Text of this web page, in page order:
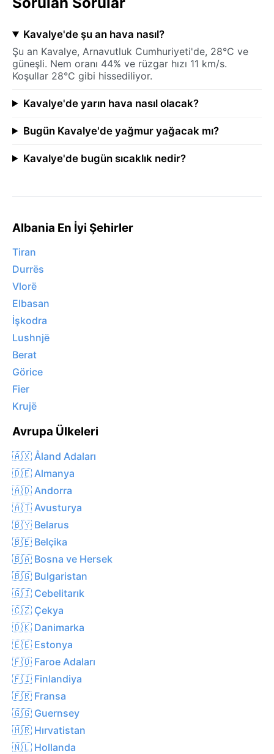
Kavalye'de şu an hava nasıl?
Şu an Kavalye, Arnavutluk Cumhuriyeti'de, 28°C ve
güneşli. Nem oranı 44% ve rüzgar hızı 11 km/s.
Koşullar 28°C gibi hissediliyor.
Kavalye'de yarın hava nasıl olacak?
Bugün Kavalye'de yağmur yağacak mı?
Kavalye'de bugün sıcaklık nedir?
Albania En İyi Şehirler
Tiran
Durrës
Vlorë
Elbasan
İşkodra
Lushnjë
Berat
Görice
Fier
Krujë
Avrupa Ülkeleri
🇦🇽 Åland Adaları
🇩🇪 Almanya
🇦🇩 Andorra
🇦🇹 Avusturya
🇧🇾 Belarus
🇧🇪 Belçika
🇧🇦 Bosna ve Hersek
🇧🇬 Bulgaristan
🇬🇮 Cebelitarık
🇨🇿 Çekya
🇩🇰 Danimarka
🇪🇪 Estonya
🇫🇴 Faroe Adaları
🇫🇮 Finlandiya
🇫🇷 Fransa
🇬🇬 Guernsey
🇭🇷 Hırvatistan
🇳🇱 Hollanda